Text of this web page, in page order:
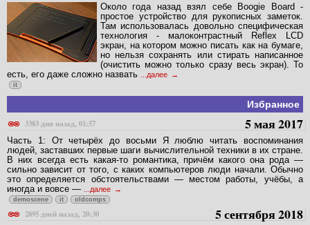
Около года назад взял себе Boogie Board -
простое устройство для рукописных заметок.
Там использовалась довольно специфическая
технология - малоконтрастный Reflex LCD
экран, на котором можно писать как на бумаге,
но нельзя сохранять или стирать написанное
(очистить можно только сразу весь экран). То
есть, его даже сложно назвать
...далее
it
Избранное
3383 дня назад, 01:57
5 мая 2017
Часть 1: От четырёх до восьми Я люблю читать воспоминания
людей, заставших первые шаги вычислительной техники в их стране.
В них всегда есть какая-то романтика, причём какого она рода —
сильно зависит от того, с каких компьютеров люди начали. Обычно
это определяется обстоятельствами — местом работы, учёбы, а
иногда и вовсе —
...далее
demoscene it oldcomps
2895 дней назад, 20:30 5 сентября 2018